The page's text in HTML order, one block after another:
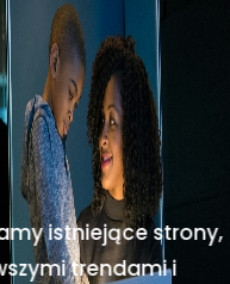
istniejące strony,
trendami i